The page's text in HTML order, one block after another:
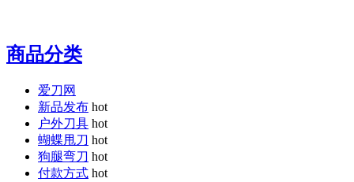
商品分类
爱刀网
新品发布 hot
户外刀具 hot
蝴蝶甩刀 hot
狗腿弯刀 hot
付款方式 hot